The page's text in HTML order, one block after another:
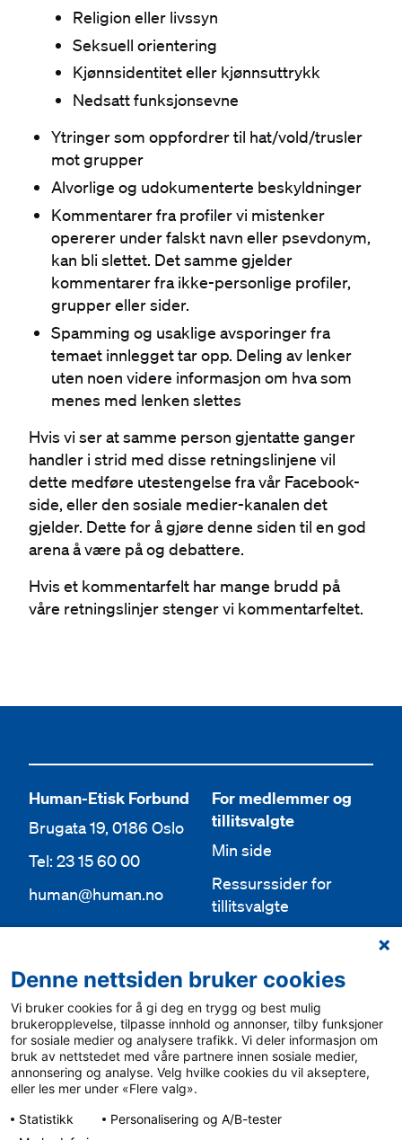
Religion eller livssyn
Seksuell orientering
Kjønnsidentitet eller kjønnsuttrykk
Nedsatt funksjonsevne
Ytringer som oppfordrer til hat/vold/trusler
mot grupper
Alvorlige og udokumenterte beskyldninger
Kommentarer fra profiler vi mistenker
opererer under falskt navn eller psevdonym,
kan bli slettet. Det samme gjelder
kommentarer fra ikke-personlige profiler,
grupper eller sider.
Spamming og usaklige avsporinger fra
temaet innlegget tar opp. Deling av lenker
uten noen videre informasjon om hva som
menes med lenken slettes
Hvis vi ser at samme person gjentatte ganger
handler i strid med disse retningslinjene vil
dette medføre utestengelse fra vår Facebook-
side, eller den sosiale medier-kanalen det
gjelder. Dette for å gjøre denne siden til en god
arena å være på og debattere.
Hvis et kommentarfelt har mange brudd på
våre retningslinjer stenger vi kommentarfeltet.
Human-Etisk Forbund
Brugata 19, 0186 Oslo
Tel: 23 15 60 00
human@human.no
Aktuelt
For media
Ledige stillinger
English
Sámegiel álgosiidui
For medlemmer og
tillitsvalgte
Min side
Ressurssider for
tillitsvalgte
Bli medlem
Bli frivillig
Personvern & cookies
Denne nettsiden bruker cookies
Vi bruker cookies for å gi deg en trygg og best mulig
brukeropplevelse, tilpasse innhold og annonser, tilby funksjoner
for sosiale medier og analysere trafikk. Vi deler informasjon om
bruk av nettstedet med våre partnere innen sosiale medier,
annonsering og analyse. Velg hvilke cookies du vil akseptere,
eller les mer under «Flere valg».
Statistikk
Personalisering og A/B-tester